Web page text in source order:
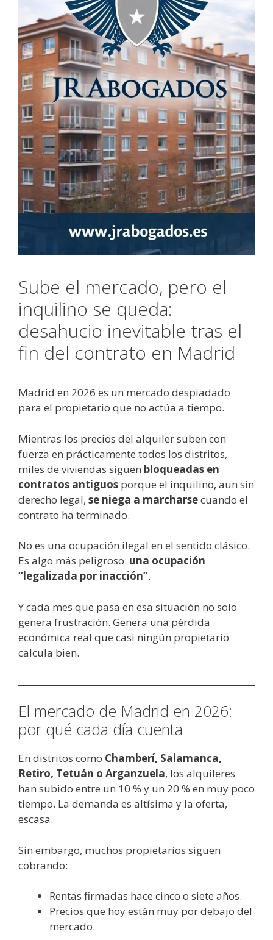
Sube el mercado, pero el
inquilino se queda:
desahucio inevitable tras el
fin del contrato en Madrid
Madrid en 2026 es un mercado despiadado
para el propietario que no actúa a tiempo.
Mientras los precios del alquiler suben con
fuerza en prácticamente todos los distritos,
miles de viviendas siguen bloqueadas en
contratos antiguos porque el inquilino, aun sin
derecho legal, se niega a marcharsecuando el
contrato ha terminado.
No es una ocupación ilegal en el sentido clásico.
Es algo más peligroso: una ocupación
“legalizada por inacción”.
Y cada mes que pasa en esa situación no solo
genera frustración. Genera una pérdida
económica real que casi ningún propietario
calcula bien.
El mercado de Madrid en 2026:
por qué cada día cuenta
En distritos como Chamberí, Salamanca,
Retiro, Tetuán o Arganzuela, los alquileres
han subido entre un 10 % y un 20 % en muy poco
tiempo. La demanda es altísima y la oferta,
escasa.
Sin embargo, muchos propietarios siguen
cobrando:
Rentas firmadas hace cinco o siete años.
Precios que hoy están muy por debajo del
mercado.